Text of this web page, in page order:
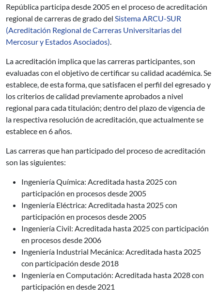
República participa desde 2005 en el proceso de acreditación
regional de carreras de grado del Sistema ARCU-SUR
(Acreditación Regional de Carreras Universitarias del
Mercosur y Estados Asociados).
La acreditación implica que las carreras participantes, son
evaluadas con el objetivo de certificar su calidad académica. Se
establece, de esta forma, que satisfacen el perfil del egresado y
los criterios de calidad previamente aprobados a nivel
regional para cada titulación; dentro del plazo de vigencia de
la respectiva resolución de acreditación, que actualmente se
establece en 6 años.
Las carreras que han participado del proceso de acreditación
son las siguientes:
Ingeniería Química: Acreditada hasta 2025 con
participación en procesos desde 2005
Ingeniería Eléctrica: Acreditada hasta 2025 con
participación en procesos desde 2005
Ingeniería Civil: Acreditada hasta 2025 con participación
en procesos desde 2006
Ingeniería Industrial Mecánica: Acreditada hasta 2025
con participación desde 2018
Ingeniería en Computación: Acreditada hasta 2028 con
participación en desde 2021